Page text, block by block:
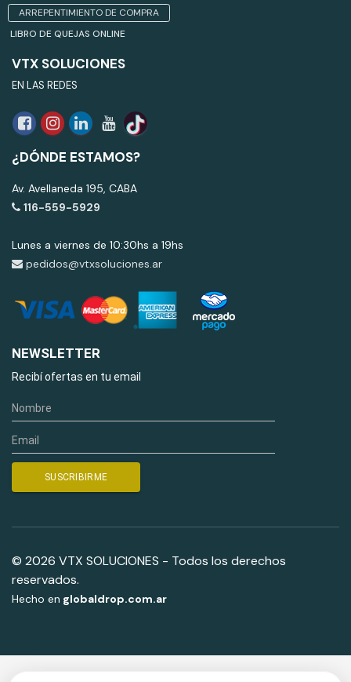
ARREPENTIMIENTO DE COMPRA
LIBRO DE QUEJAS ONLINE
VTX SOLUCIONES
EN LAS REDES
¿DÓNDE ESTAMOS?
Av. Avellaneda 195, CABA
116-559-5929
Lunes a viernes de 10:30hs a 19hs
pedidos@vtxsoluciones.ar
NEWSLETTER
Recibí ofertas en tu email
© 2026 VTX SOLUCIONES - Todos los derechos
reservados.
Hecho en globaldrop.com.ar